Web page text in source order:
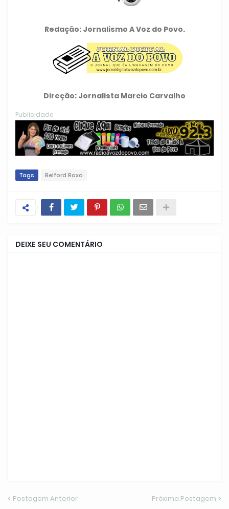
Redação: Jornalismo A Voz do Povo.
Direção: Jornalista Marcio Carvalho
Publicidade
Tags Belford Roxo
DEIXE SEU COMENTÁRIO
Postagem Anterior Próxima Postagem